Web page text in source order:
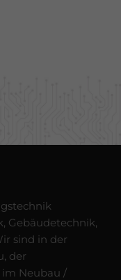
Gebäudetechnik,
sind in der
der
Neubau /